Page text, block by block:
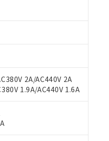
2A/AC440V 2A
1.9A/AC440V 1.6A
。
庫状況および標準価格(税抜)を
対象外となる商品もあることを
更新日時点での社内データに基
準価格とは異なる場合があるこ
、またはお客様担当のオムロン
応の商品で、対応品を出す予定
状況を調査中または確認中の商
係のない商品です。
有品と判明した場合などやむ
以下、
以下、ポリ臭化ジフェニルエーテル類
タル酸ブチルベンジル（BBP）
下
く。
ことを確認しています。
あることを示します。
ていることを示します。
さい。
、 PBDEs(ポリ臭化ジフェニルエーテル
、 BBP(フタル酸ブチルベンジル) :
国貿易法に定める商品（以下｢
政府の輸出許可(または役務取
生物兵器またはその他武器並び